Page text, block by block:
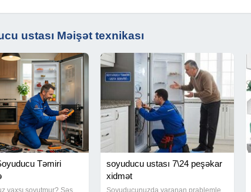
ustası Məişət texnikası
Təmiri
soyuducu ustası 7\24 peşəkar
xidmət